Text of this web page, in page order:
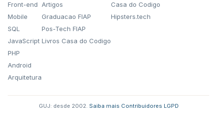
Front-end
Mobile
SQL
JavaScript
PHP
Android
Arquitetura
Artigos
Graduacao FIAP
Pos-Tech FIAP
Livros Casa do Codigo
Casa do Codigo
Hipsters.tech
GUJ: desde 2002. Saiba mais Contribuidores LGPD